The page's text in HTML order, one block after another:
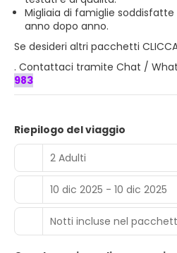
Migliaia di famiglie
anno dopo anno.
Se desideri altri pacchetti
. Contattaci tramite Chat /
983
Riepilogo del viaggio
2 Adulti
10 dic 2025 - 10 dic 2025
Notti incluse nel